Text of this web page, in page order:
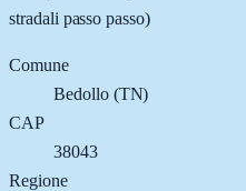
stradali passo passo)
Comune
Bedollo(TN)
CAP
38043
Regione